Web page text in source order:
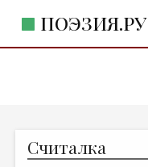
ПОЭЗИЯ.РУ
ЖАНРЫ
Считалка